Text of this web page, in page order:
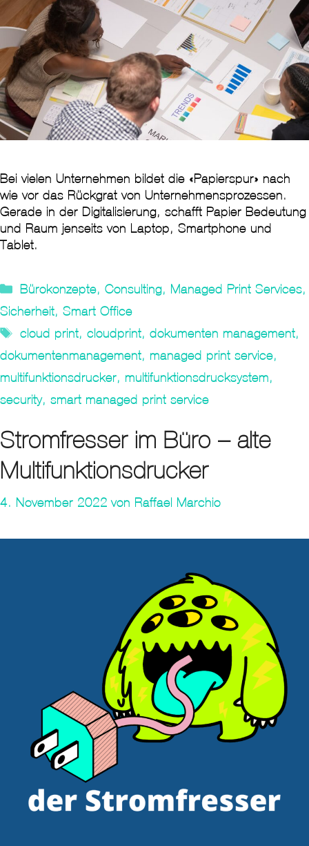
Bei vielen Unternehmen bildet die «Papierspur» nach
wie vor das Rückgrat von Unternehmensprozessen.
Gerade in der Digitalisierung, schafft Papier Bedeutung
und Raum jenseits von Laptop, Smartphone und
Tablet.
Kategorien
Bürokonzepte, Consulting, Managed Print Services,
Sicherheit, Smart Office
Tags
cloud print, cloudprint, dokumenten management,
dokumentenmanagement, managed print service,
multifunktionsdrucker, multifunktionsdrucksystem,
security, smart managed print service
Stromfresser im Büro – alte
Multifunktionsdrucker
4. November 2022 von Raffael Marchio